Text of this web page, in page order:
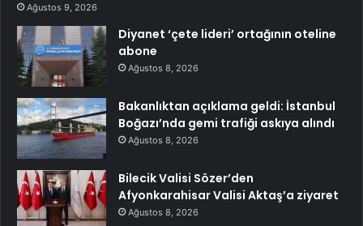
Ağustos 9, 2026
Diyanet ‘çete lideri’ ortağının oteline
abone
Ağustos 8, 2026
Bakanlıktan açıklama geldi: İstanbul
Boğazı’nda gemi trafiği askıya alındı
Ağustos 8, 2026
Bilecik Valisi Sözer’den
Afyonkarahisar Valisi Aktaş’a ziyaret
Ağustos 8, 2026